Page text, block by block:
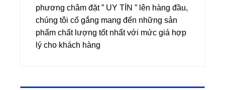
phương châm đặt ” UY TÍN ” lên hàng đầu,
chúng tôi cố gắng mang đến những sản
phẩm chất lượng tốt nhất với mức giá hợp
lý cho khách hàng